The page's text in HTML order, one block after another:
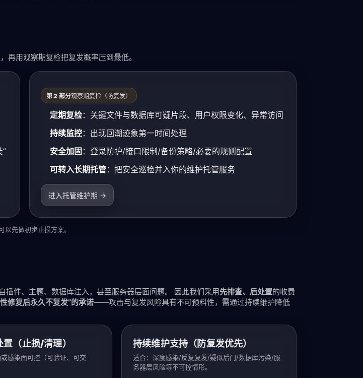
再用观察期复检把复发概率压到最低。
第 2 部分观察期复检（防复发）
定期复检：关键文件与数据库可疑片段、用户权限变化、异常访问
持续监控：出现回潮迹象第一时间处理
安全加固 ：登录防护/接口限制/备份策略/必要的规则配置
可转入长期托管：把安全巡检并入你的维护托管服务
进入托管维护期 →
先做初步止损方案。
插件、主题、数据库注入，甚至服务器层面问题。 因此我们采用先排查、后处置的收费
修复后永久不复发”的承诺——攻击与复发风险具有不可预料性，需通过持续维护降低
（止损/清理）
感染面可控（可验证、可交
持续维护支持（防复发优先）
适合：深度感染/反复复发/疑似后门/数据库污染/服
务器层风险等不可控情形。